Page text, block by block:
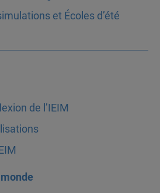
et Écoles d’été
de l’IEIM